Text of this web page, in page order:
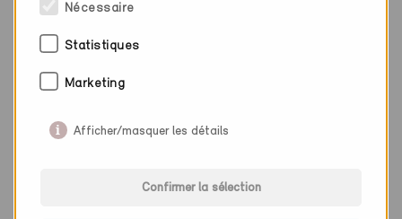
Lieu
Nécessaire
Statistiques
Marketing
Afficher/masquer les détails
Confirmer la sélection